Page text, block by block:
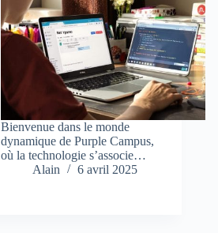
Bienvenue dans le monde
dynamique de Purple Campus,
où la technologie s’associe…
Alain
6 avril 2025